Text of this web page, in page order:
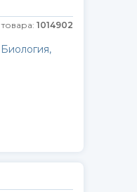
1014902